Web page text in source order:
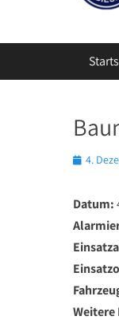
Posted
4.
Datum:
Weitere